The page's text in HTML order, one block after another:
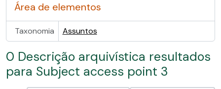
Área de elementos
Taxonomia Assuntos
0 Descrição arquivística resultados
para Subject access point 3